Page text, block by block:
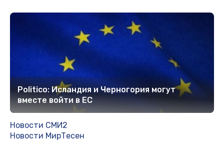
Politico: Исландия и Черногория могут
вместе войти в ЕС
Новости СМИ2
Новости МирТесен